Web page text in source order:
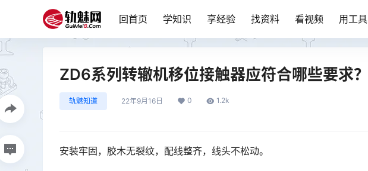
回首页 学知识 享经验 找资料 看视频 用工具
ZD6系列转辙机移位接触器应符合哪些要求？
轨魅知道 22年9月16日 0 1.2k
安装牢固，胶木无裂纹，配线整齐，线头不松动。